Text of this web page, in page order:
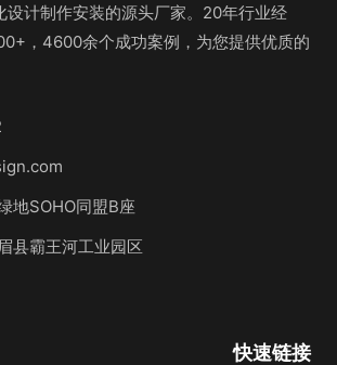
设计制作安装的源头厂家。20年行业经
，4600余个成功案例，为您提供优质的
地SOHO同盟B座
县霸王河工业园区
快速链接